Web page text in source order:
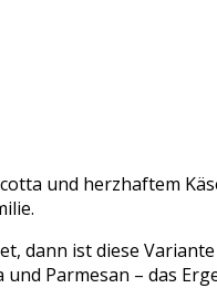
und herzhaftem
dann ist diese
Parmesan – das